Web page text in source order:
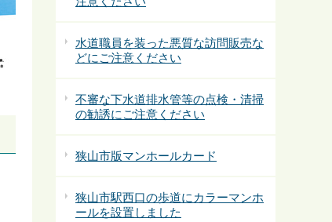
水道職員を装った悪質な訪問販売な
どにご注意ください
不審な下水道排水管等の点検・清掃
の勧誘にご注意ください
狭山市版マンホールカード
狭山市駅西口の歩道にカラーマンホ
ールを設置しました